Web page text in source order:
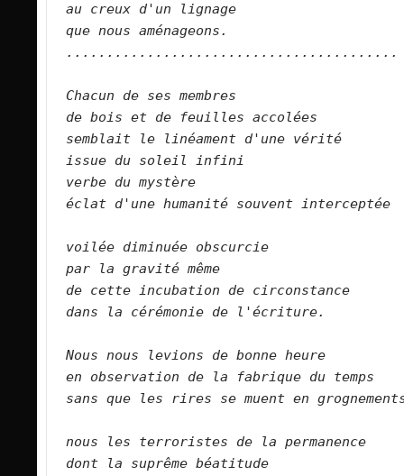
au creux d'un lignage
que nous aménageons.
Chacun de ses membres
de bois et de feuilles accolées
semblait le linéament d'une vérité
issue du soleil infini
verbe du mystère
éclat d'une humanité souvent interceptée
voilée diminuée obscurcie
par la gravité même
de cette incubation de circonstance
dans la cérémonie de l'écriture.
Nous nous levions de bonne heure
en observation de la fabrique du
sans que les rires se muent en
nous les terroristes de la permanence
dont la suprême béatitude